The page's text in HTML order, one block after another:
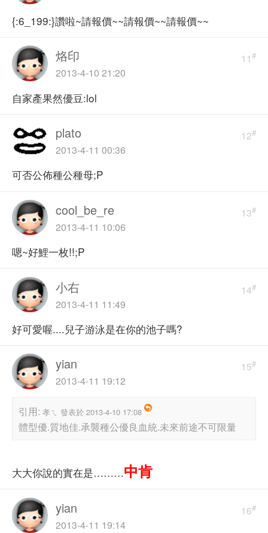
{:6_199:}讚啦~請報價~~請報價~~請報價~~
11#
烙印
2013-4-10 21:20
自家產果然優豆:lol
12#
plato
2013-4-11 00:36
可否公佈種公種母;P
13#
cool_be_re
2013-4-11 10:06
嗯~好鯉一枚!!;P
14#
小右
2013-4-11 11:49
好可愛喔....兒子游泳是在你的池子嗎?
15#
yian
2013-4-11 19:12
引用: 孝ㄟ 發表於 2013-4-10 17:08
體型優.質地佳.承襲種公優良血統.未來前途不可限量
大大你說的實在是………中肯
16#
yian
2013-4-11 19:14